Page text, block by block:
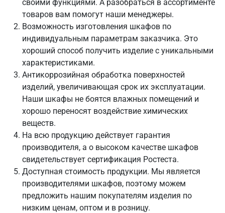
своими функциями. А разобраться в ассортименте
товаров вам помогут наши менеджеры.
Возможность изготовления шкафов по
индивидуальным параметрам заказчика. Это
хороший способ получить изделие с уникальными
характеристиками.
Антикоррозийная обработка поверхностей
изделий, увеличивающая срок их эксплуатации.
Наши шкафы не боятся влажных помещений и
хорошо переносят воздействие химических
веществ.
На всю продукцию действует гарантия
производителя, а о высоком качестве шкафов
свидетельствует сертификация Ростеста.
Доступная стоимость продукции. Мы является
производителями шкафов, поэтому можем
предложить нашим покупателям изделия по
низким ценам, оптом и в розницу.